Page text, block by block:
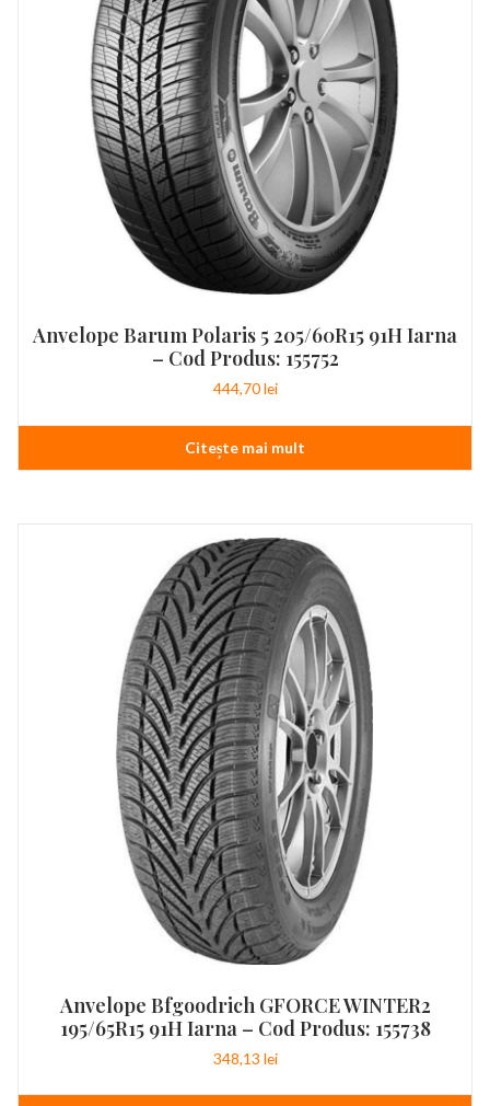
Anvelope Barum Polaris 5 205/60R15 91H Iarna
– Cod Produs: 155752
444,70lei
Citește mai mult
Anvelope Bfgoodrich GFORCE WINTER2
195/65R15 91H Iarna – Cod Produs: 155738
348,13 lei